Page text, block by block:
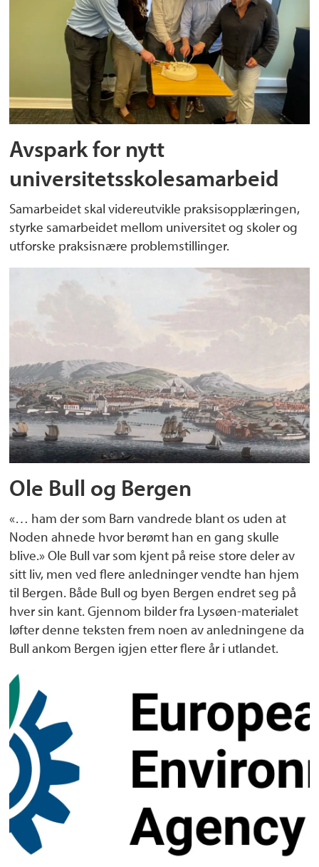
Avspark for nytt
universitetsskolesamarbeid
Samarbeidet skal videreutvikle praksisopplæringen,
styrke samarbeidet mellom universitet og skoler og
utforske praksisnære problemstillinger.
Ole Bull og Bergen
«… ham der som Barn vandrede blant os uden at
Noden ahnede hvor berømt han en gang skulle
blive.» Ole Bull var som kjent på reise store deler av
sitt liv, men ved flere anledninger vendte han hjem
til Bergen. Både Bull og byen Bergen endret seg på
hver sin kant. Gjennom bilder fra Lysøen-materialet
løfter denne teksten frem noen av anledningene da
Bull ankom Bergen igjen etter flere år i utlandet.